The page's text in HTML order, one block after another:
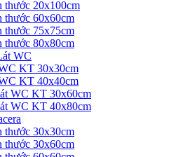
thước 20x100cm
thước 60x60cm
thước 75x75cm
thước 80x80cm
WC
KT 30x30cm
KT 40x40cm
WC KT 30x60cm
WC KT 40x80cm
thước 30x30cm
thước 30x60cm